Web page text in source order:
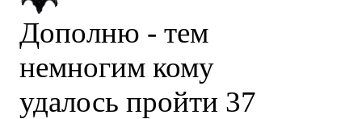
Дополню - тем
немногим кому
удалось пройти 37